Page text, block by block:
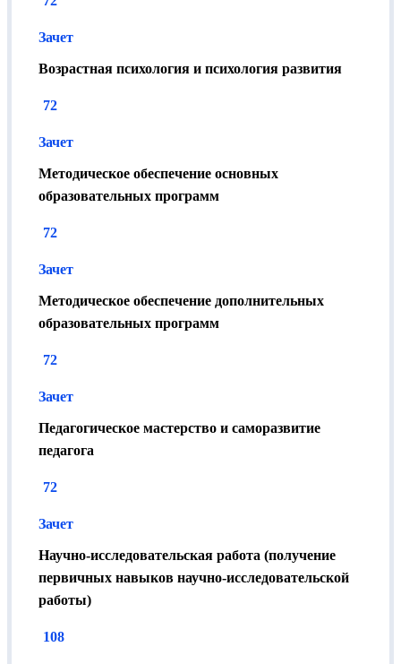
Отправка по России производится бесплатно.
Зачет
Возрастная психология и психология развития
72
Зачет
Методическое обеспечение основных
образовательных программ
72
Зачет
Методическое обеспечение дополнительных
образовательных программ
72
Зачет
Педагогическое мастерство и саморазвитие
педагога
72
Зачет
Научно-исследовательская работа (получение
первичных навыков научно-исследовательской
работы)
108